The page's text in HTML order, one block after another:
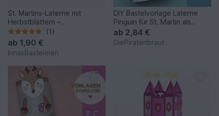
St. Martins-Laterne mit
Herbstblättern –
Bastelvorlagen mit Anleitung
(1)
ab 1,90 €
InnasBasteleien
DIY Bastelvorlage Laterne
Pinguin für St. Martin als
Martinslaterne
ab 2,84 €
DiePiratenbraut